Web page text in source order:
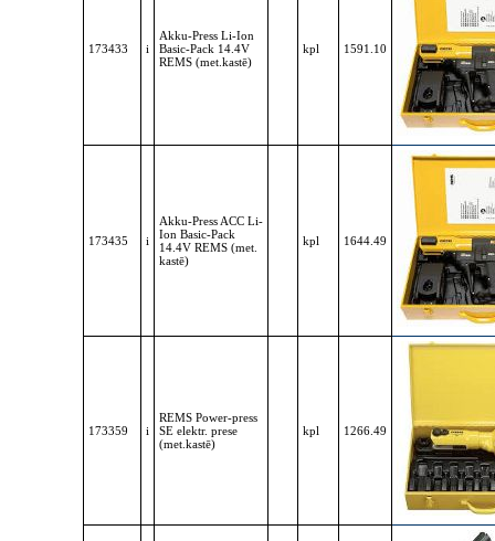
173433 i
Akku-Press Li-Ion
Basic-Pack 14.4V
REMS (met.kastē)
kpl 1591.10
173435 i
Akku-Press ACC Li-
Ion Basic-Pack
14.4V REMS (met.
kastē)
kpl 1644.49
173359 i
REMS Power-press
SE elektr. prese
(met.kastē)
kpl 1266.49